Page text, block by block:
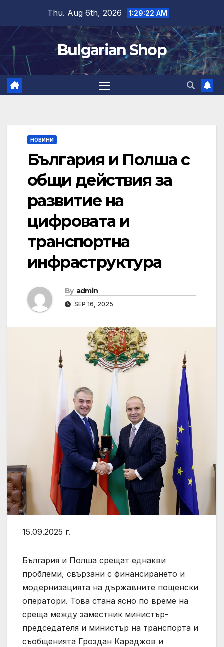
content
Thu. Aug 6th, 2026 1:29:23 AM
Bulgarian Shop
НОВИНИ
България и Полша с
общи действия за
развитие на
цифровата и
транспортна
инфраструктура
By admin
SEP 16, 2025
15.09.2025 г.
България и Полша срещат еднакви
проблеми, свързани с финансирането и
модернизацията на държавните пощенски
оператори. Това стана ясно по време на
среща между заместник министър-
председателя и министър на транспорта и
съобщенията Гроздан Караджов и